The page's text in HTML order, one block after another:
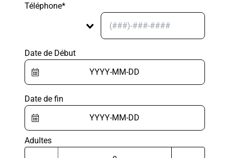
Téléphone*
Date de Début
Date de fin
Adultes